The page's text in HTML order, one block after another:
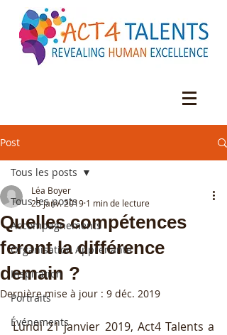
Post
Tous les posts
Accompagnements
Organisation Apprenante
Inspiration
Portraits
Événements
Tous les posts
Quelles compétences
feront la différence
demain ?
Léa Boyer
25 janv. 2019 1 min de lecture
Dernière mise à jour : 9 déc. 2019
Lundi 21 janvier 2019, Act4 Talents a